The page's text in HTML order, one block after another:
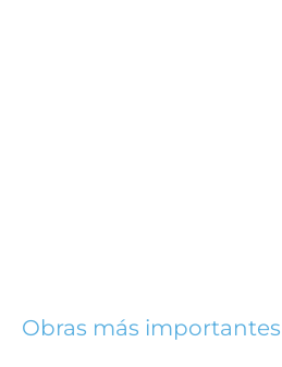
Obras más importantes